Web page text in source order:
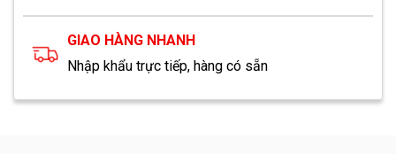
GIAO HÀNG NHANH
Nhập khẩu trực tiếp, hàng có sẵn